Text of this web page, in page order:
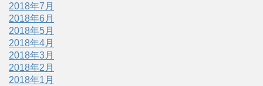
2018年7月
2018年6月
2018年5月
2018年4月
2018年3月
2018年2月
2018年1月